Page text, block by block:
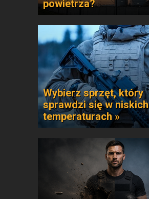
powietrza?
Wybierz sprzęt, który
sprawdzi się w niskich
temperaturach »